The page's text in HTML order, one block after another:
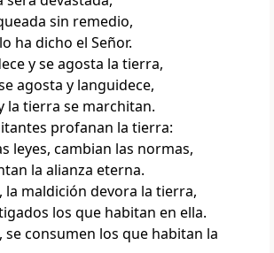
sin remedio,
ha dicho el Señor.
y se agosta la tierra,
agosta y languidece,
la tierra se marchitan.
profanan la tierra:
leyes, cambian las normas,
la alianza eterna.
la maldición devora la tierra,
los que habitan en ella.
se consumen los que habitan la